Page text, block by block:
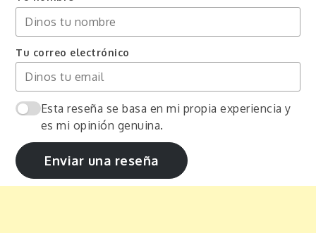
Tu correo electrónico
Esta reseña se basa en mi propia experiencia y
es mi opinión genuina.
Enviar una reseña